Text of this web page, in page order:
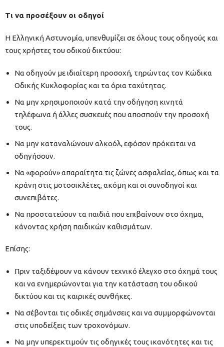
Τι να προσέξουν οι οδηγοί
Η Ελληνική Αστυνομία, υπενθυμίζει σε όλους τους οδηγούς και
τους χρήστες του οδικού δικτύου:
Να οδηγούν με ιδιαίτερη προσοχή, τηρώντας τον Κώδικα
Οδικής Κυκλοφορίας και τα όρια ταχύτητας.
Να μην χρησιμοποιούν κατά την οδήγηση κινητά
τηλέφωνα ή άλλες συσκευές που αποσπούν την προσοχή
τους.
Να μην καταναλώνουν αλκοόλ, εφόσον πρόκειται να
οδηγήσουν.
Να «φορούν» απαραίτητα τις ζώνες ασφαλείας, όπως και τα
κράνη στις μοτοσικλέτες, ακόμη και οι συνοδηγοί και
συνεπιβάτες.
Να προστατεύουν τα παιδιά που επιβαίνουν στο όχημα,
κάνοντας χρήση παιδικών καθισμάτων.
Επίσης:
Πριν ταξιδέψουν να κάνουν τεχνικό έλεγχο στο όχημά τους
και να ενημερώνονται για την κατάσταση του οδικού
δικτύου και τις καιρικές συνθήκες.
Να σέβονται τις οδικές σημάνσεις και να συμμορφώνονται
στις υποδείξεις των τροχονόμων.
Να μην υπερεκτιμούν τις οδηγικές τους ικανότητες και τις